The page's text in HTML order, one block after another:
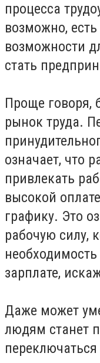
процесса
возможно,
возможности
стать
Проще говоря,
рынок труда.
означает, что
привлекать
высокой
графику. Это
рабочую силу,
зарплате,
Даже может
людям станет